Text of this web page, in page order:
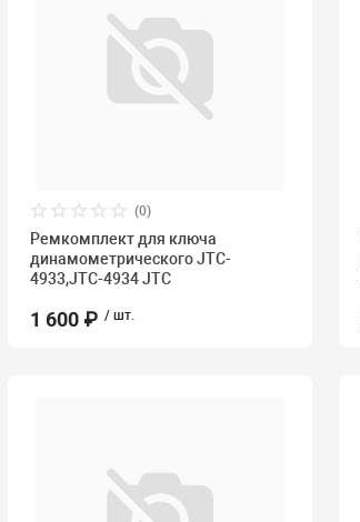
(0)
Ремкомплект для ключа
динамометрического JTC-
4933,JTC-4934 JTC
1 600 ₽ / шт.